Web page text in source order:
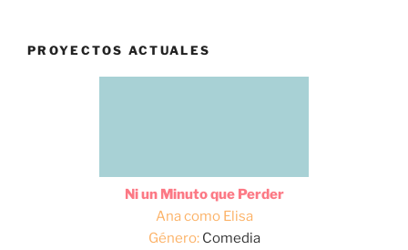
PROYECTOS ACTUALES
Ni un Minuto que Perder
Ana como Elisa
Género:Comedia